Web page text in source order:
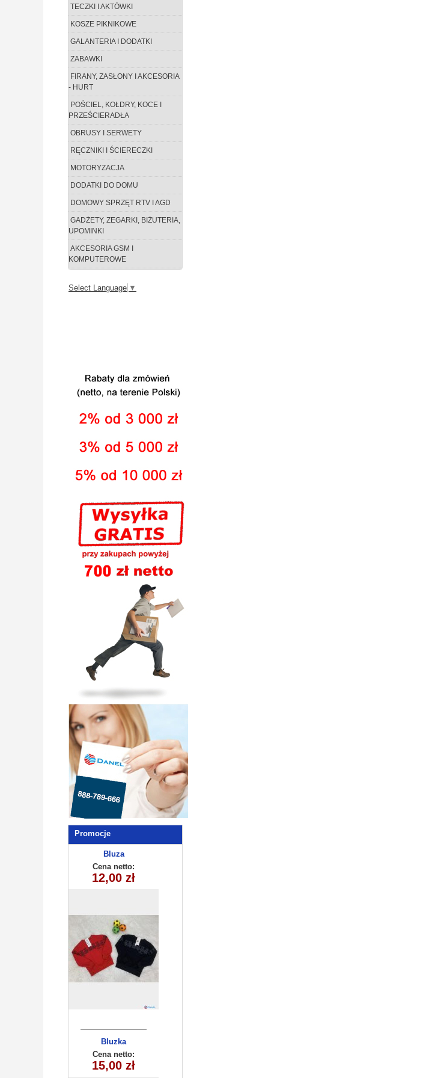
TECZKI I AKTÓWKI
KOSZE PIKNIKOWE
GALANTERIA I DODATKI
ZABAWKI
FIRANY, ZASŁONY I AKCESORIA
- HURT
POŚCIEL, KOŁDRY, KOCE I
PRZEŚCIERADŁA
OBRUSY I SERWETY
RĘCZNIKI I ŚCIERECZKI
MOTORYZACJA
DODATKI DO DOMU
DOMOWY SPRZĘT RTV I AGD
GADŻETY, ZEGARKI, BIŻUTERIA,
UPOMINKI
AKCESORIA GSM I
KOMPUTEROWE
Select Language ▼
Promocje
Bluza
chłopięca
(8-16) 10szt
Cena netto:
12,00 zł
Bluzka
dziecięca
180626-14(6-16)
6szt
Cena netto:
15,00 zł